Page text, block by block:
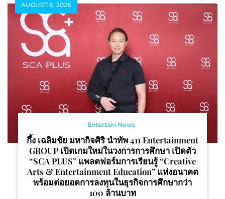
AUGUST 6, 2026
Entertain News
กึ้ง เฉลิมชัย มหากิจศิริ นำทัพ 411 Entertainment
GROUP เปิดเกมใหม่ในวงการการศึกษา เปิดตัว
“SCA PLUS” แพลตฟอร์มการเรียนรู้ “Creative
Arts & Entertainment Education” แห่งอนาคต
พร้อมต่อยอดการลงทุนในธุรกิจการศึกษากว่า
100 ล้านบาท